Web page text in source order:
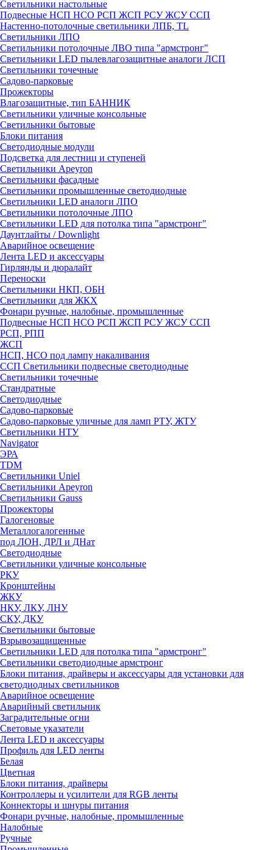
Светильники настольные
Подвесные НСП НСО РСП ЖСП РСУ ЖСУ ССП
Настенно-потолочные светильники ЛПБ, TL
Светильники ЛПО
Светильники потолочные ЛВО типа "армстронг"
Светильники LED пылевлагозащитные аналоги ЛСП
Светильники точечные
Садово-парковые
Прожекторы
Влагозащитные, тип БАННИК
Светильники уличные консольные
Светильники бытовые
Блоки питания
Светодиодные модули
Подсветка для лестниц и ступеней
Светильники Apeyron
Светильники фасадные
Светильники промышленные светодиодные
Светильники LED аналоги ЛПО
Светильники потолочные ЛПО
Светильники LED для потолка типа "армстронг"
Даунтлайты / Downlight
Аварийное освещение
Лента LED и аксессуары
Гирлянды и дюралайт
Переноски
Светильники НКП, ОБН
Светильники для ЖКХ
Фонари ручные, налобные, промышленные
Подвесные НСП НСО РСП ЖСП РСУ ЖСУ ССП
РСП, РПП
ЖСП
НСП, НСО под лампу накаливания
ССП Светильники подвесные светодиодные
Светильники точечные
Стандратные
Светодиодные
Садово-парковые
Садово-парковые уличные для ламп РТУ, ЖТУ
Светильники НТУ
Navigator
ЭРА
TDM
Светильники Uniel
Светильники Apeyron
Светильники Gauss
Прожекторы
Галогеновые
Металлогалогенные
под ЛОН, ДРЛ и ДНат
Светодиодные
Светильники уличные консольные
РКУ
Кронштейны
ЖКУ
НКУ, ЛКУ, ЛНУ
СКУ, ДКУ
Светильники бытовые
Взрывозащищенные
Светильники LED для потолка типа "армстронг"
Светильники светодиодные армстронг
Блоки питания, драйверы и аксессуары для установки для
светодиодных светильников
Аварийное освещение
Аварийный светильник
Заградительные огни
Световые указатели
Лента LED и аксессуары
Профиль для LED ленты
Белая
Цветная
Блоки питания, драйверы
Контроллеры и усилители для RGB ленты
Коннекторы и шнуры питания
Фонари ручные, налобные, промышленные
Налобные
Ручные